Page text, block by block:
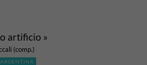
artificio »
(comp.)